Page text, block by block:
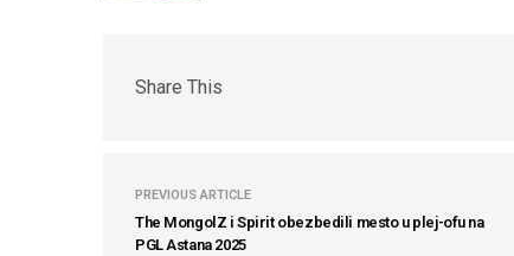
Share This
PREVIOUS ARTICLE
The MongolZ i Spirit obezbedili mesto u plej-ofu na
PGL Astana 2025